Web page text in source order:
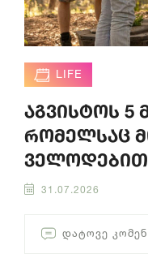
LIFE
აგვისტოს 5
რომელსაც
ველოდებით
31.07.2026
ᲓᲐᲢᲝᲕᲔ